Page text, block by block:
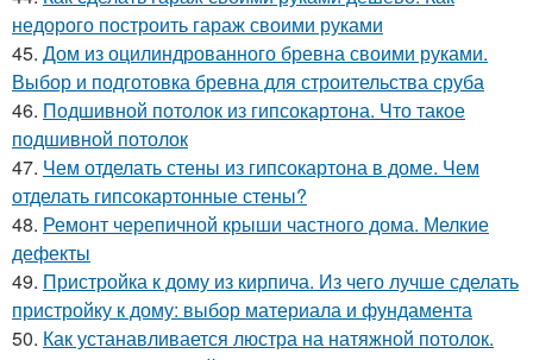
недорого построить гараж своими руками
45. Дом из оцилиндрованного бревна своими руками.
Выбор и подготовка бревна для строительства сруба
46. Подшивной потолок из гипсокартона. Что такое
подшивной потолок
47. Чем отделать стены из гипсокартона в доме. Чем
отделать гипсокартонные стены?
48. Ремонт черепичной крыши частного дома. Мелкие
дефекты
49. Пристройка к дому из кирпича. Из чего лучше сделать
пристройку к дому: выбор материала и фундамента
50. Как устанавливается люстра на натяжной потолок.